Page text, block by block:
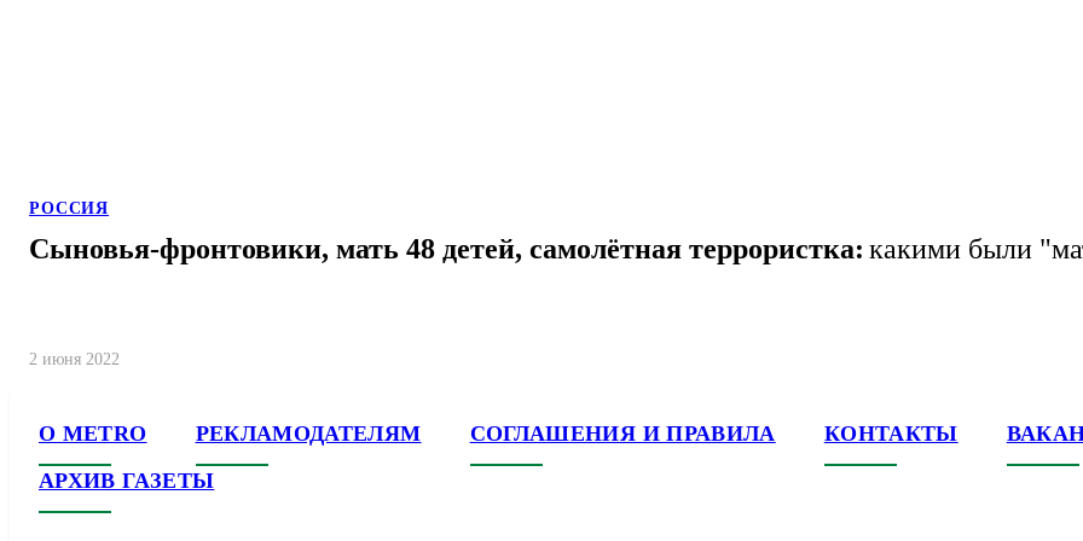
РОССИЯ
Сыновья-фронтовики, мать 48 детей, самолётная террористка: какими были
2 июня 2022
О METRO РЕКЛАМОДАТЕЛЯМ СОГЛАШЕНИЯ И ПРАВИЛА КОНТАКТЫ
АРХИВ ГАЗЕТЫ